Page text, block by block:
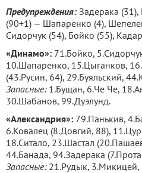
Предупреждения: Задерака
(90+1) — Шапаренко (4),
Сидорчук (54), Бойко (55),
«Динамо»: 71.Бойко,
10.Шапаренко, 15.Цыганков,
(43.Русин, 64), 29.Буяльский,
Запасные: 1.Бущан, 6.Че Че,
30.Шабанов, 99.Дуэлунд.
«Александрия»: 79.Панькив,
6.Ковалец (8.Довгий, 88),
18.Ситало, 23.Шастал
44.Банада, 94.Задерака
Запасные:21.Рудык, 3.Микицей,